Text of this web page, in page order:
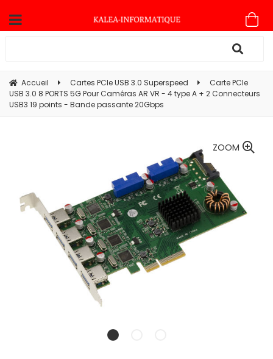
Accueil Cartes PCIe USB 3.0 Superspeed
Carte PCIe
USB 3.0 8 PORTS 5G Pour Caméras AR VR - 4 type A + 2 Connecteurs
USB3 19 points - Bande passante 20Gbps
ZOOM